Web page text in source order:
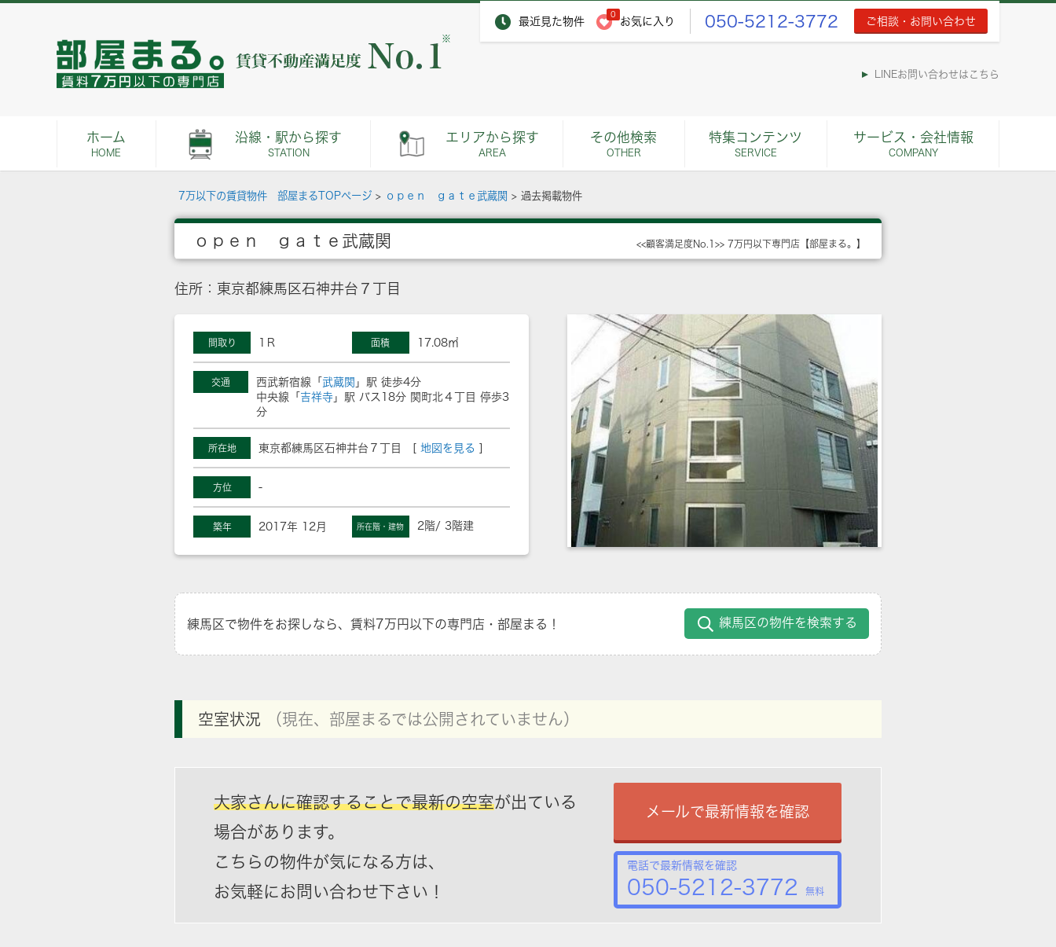
最近見た物件
0
お気に入り 050-5212-3772 ご相談・お問い合わせ
※
LINEお問い合わせはこちら
ホーム
HOME
沿線・駅から探す
STATION
エリアから探す
AREA
その他検索
OTHER
特集コンテンツ
SERVICE
サービス・会社情報
COMPANY
7万以下の賃貸物件 部屋まるTOPページ > ｏｐｅｎ ｇａｔｅ武蔵関 > 過去掲載物件
ｏｐｅｎ ｇａｔｅ武蔵関 <<顧客満足度No.1>> 7万円以下専門店【部屋まる。】
住所：東京都練馬区石神井台７丁目
間取り 1Ｒ 面積 17.08㎡
交通 西武新宿線「 武蔵関 」駅 徒歩4分
中央線「 吉祥寺 」駅 バス18分 関町北４丁目 停歩3
分
所在地 東京都練馬区石神井台７丁目 [ 地図を見る
方位 -
築年 2017年 12月 所在階・建物 2階/ 3階建
練馬区で物件をお探しなら、賃料7万円以下の専門店・部屋まる！ 練馬区の物件を検索する
空室状況 （現在、部屋まるでは公開されていません）
大家さんに確認することで最新の空室が出ている
場合があります。
こちらの物件が気になる方は、
お気軽にお問い合わせ下さい！
メールで最新情報を確認
電話で最新情報を確認
050-5212-3772 無料